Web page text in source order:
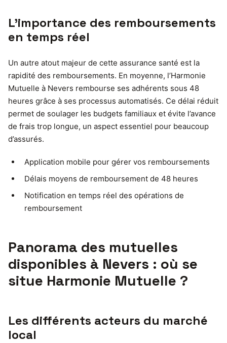
L’importance des remboursements
en temps réel
Un autre atout majeur de cette assurance santé est la
rapidité des remboursements. En moyenne, l’Harmonie
Mutuelle à Nevers rembourse ses adhérents sous 48
heures grâce à ses processus automatisés. Ce délai réduit
permet de soulager les budgets familiaux et évite l’avance
de frais trop longue, un aspect essentiel pour beaucoup
d’assurés.
Application mobile pour gérer vos remboursements
Délais moyens de remboursement de 48 heures
Notification en temps réel des opérations de
remboursement
Panorama des mutuelles
disponibles à Nevers : où se
situe Harmonie Mutuelle ?
Les différents acteurs du marché
local